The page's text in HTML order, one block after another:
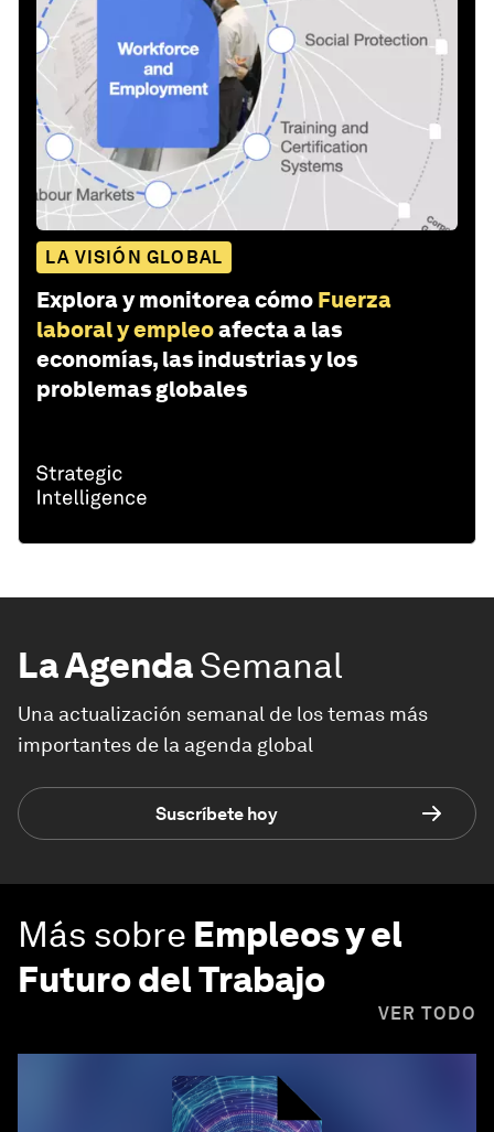
LA VISIÓN GLOBAL
Explora y monitorea cómo Fuerza
laboral y empleoafecta a las
economías, las industrias y los
problemas globales
La AgendaSemanal
Una actualización semanal de los temas más
importantes de la agenda global
Suscríbete hoy
Más sobre Empleos y el
Futuro del Trabajo
VER TODO